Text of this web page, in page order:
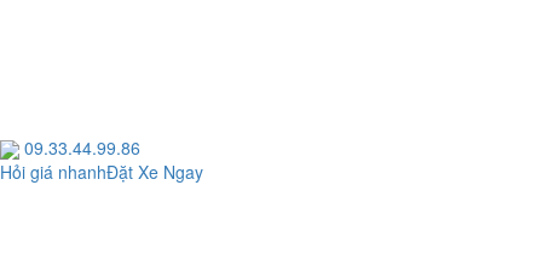
09.33.44.99.86
Hỏi giá nhanhĐặt Xe Ngay